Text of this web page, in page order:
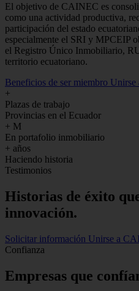
El objetivo de CAINEC es
como una actividad productiva,
participación del estado
especialmente el SRI y MPCEIP
el Registro Único Inmobiliario,
territorio ecuatoriano.
Beneficios de ser miembro
+
Plazas de trabajo
Provincias en el Ecuador
+ M
En portafolio inmobiliario
+ años
Haciendo historia
Testimonios
Historias de éxito
innovación.
Solicitar información Unirse a
Confianza
Empresas que